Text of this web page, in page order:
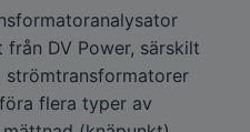
DV Power, särskilt
flera typer av